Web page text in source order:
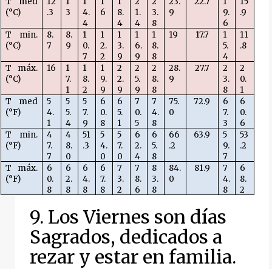
(°C)
.3
3
4.
4
6
8.
4
1.
4
3.
8
9
9.
6
.9
T min.
(°C)
8.
7
8.
9
1
0.
7
1
2.
2
1
3.
9
1
6.
9
1
8.
8
19 17.7
1
5.
4
11
.8
T máx.
(°C)
16
1
7.
1
1
8.
2
1
9.
9
2
2.
9
2
5.
9
2
8.
8
28.
9
27.7
2
3.
8
2
0.
1
T med
(°F)
5
4.
1
5
5.
4
5
7.
9
6
0.
8
6
5.
1
7
0.
5
7
4.
8
75.
0
72.9
6
7.
3
6
0.
6
T min.
(°F)
4
7.
7
4
8.
0
51
.3
5
4.
0
5
7.
0
6
2.
4
6
5.
8
66
.2
63.9
5
9.
7
53
.2
T máx.
(°F)
6
0.
8
6
2.
8
6
4.
8
6
7.
8
7
3.
2
7
8.
6
8
3.
8
84.
0
81.9
7
4.
8
6
8.
2
9. Los Viernes son días
Sagrados, dedicados a
rezar y estar en familia.